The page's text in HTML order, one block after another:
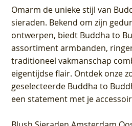
Omarm de unieke stijl van
sieraden. Bekend om zijn
ontwerpen, biedt Buddha to
assortiment armbanden,
traditioneel vakmanschap
eigentijdse flair. Ontdek onze
geselecteerde Buddha to
een statement met je